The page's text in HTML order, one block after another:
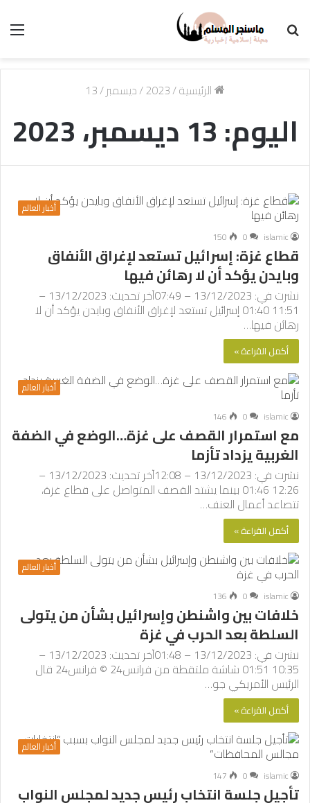
الرئيسية/
2023
/ديسمبر/
13
اليوم:13 ديسمبر، 2023
أخبار العالم
islamic
0
150
قطاع غزة: إسرائيل تستعد لإغراق الأنفاق
وبايدن يؤكد أن لا رهائن فيها
نشرت في: 13/12/2023 – 07:49آخر تحديث: 13/12/2023 –
11:51 01:40 إسرائيل تستعد لإغراق الأنفاق وبايدن يؤكد أن لا
رهائن فيها…
أكمل القراءة »
أخبار العالم
islamic
0
146
مع استمرار القصف على غزة…الوضع في الضفة
الغربية يزداد تأزما
نشرت في: 13/12/2023 – 12:08آخر تحديث: 13/12/2023 –
12:26 01:46 بينما يشتد القصف المتواصل على قطاع غزة،
تتصاعد أعمال العنف…
أكمل القراءة »
أخبار العالم
islamic
0
136
خلافات بين واشنطن وإسرائيل بشأن من يتولى
السلطة بعد الحرب في غزة
نشرت في: 13/12/2023 – 01:48آخر تحديث: 13/12/2023 –
10:35 01:51 شاشة ملتقطة من فرانس24 © فرانس24 قال
الرئيس الأمريكي جو…
أكمل القراءة »
أخبار العالم
islamic
0
147
تأجيل جلسة انتخاب رئيس جديد لمجلس النواب